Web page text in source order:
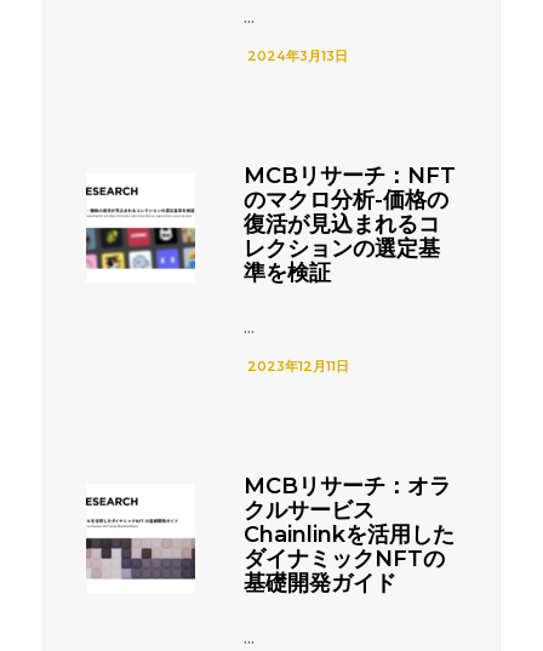
...
2024年3月13日
MCBリサーチ：NFT
のマクロ分析-価格の
復活が見込まれるコ
レクションの選定基
準を検証
...
2023年12月11日
MCBリサーチ：オラ
クルサービス
Chainlinkを活用した
ダイナミックNFTの
基礎開発ガイド
...